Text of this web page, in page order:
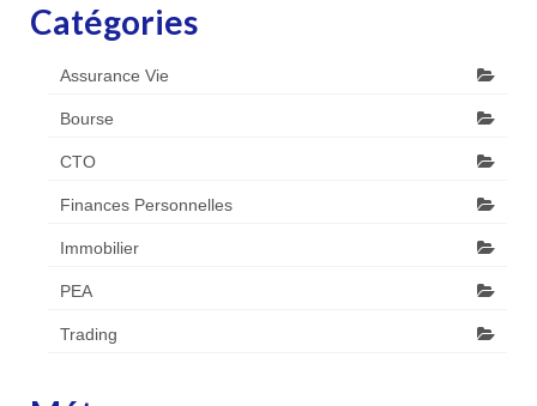
Catégories
Assurance Vie
Bourse
CTO
Finances Personnelles
Immobilier
PEA
Trading